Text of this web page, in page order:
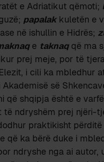
e Adriatikut qëmoti;
papalakkuletën e
në ishullin e Hidrës;
e taknaqqë ma
prej meje, por të
i cili ka mbledhur
Akademisë së
që shqipja është e
ndryshëm prej njëri-
praktikisht
që ka bërë duke i
ndryshe nga ai autor,